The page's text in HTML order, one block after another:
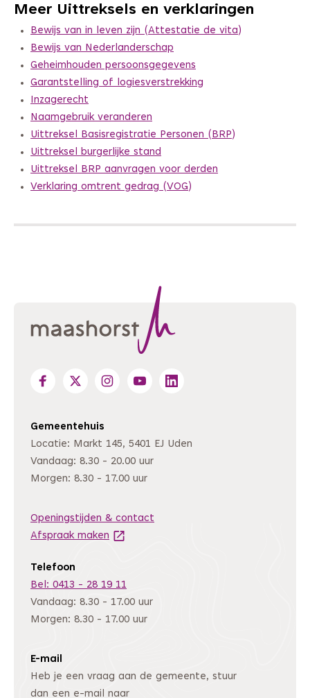
Meer Uittreksels en verklaringen
Bewijs van in leven zijn (Attestatie de vita)
Bewijs van Nederlanderschap
Geheimhouden persoonsgegevens
Garantstelling of logiesverstrekking
Inzagerecht
Naamgebruik veranderen
Uittreksel Basisregistratie Personen (BRP)
Uittreksel burgerlijke stand
Uittreksel BRP aanvragen voor derden
Verklaring omtrent gedrag (VOG)
Gemeentehuis
Locatie: Markt 145, 5401 EJ Uden
Vandaag: 8.30 - 20.00 uur
Morgen: 8.30 - 17.00 uur
Openingstijden & contact
Afspraak maken (Deze link gaat naar een andere
Telefoon
Bel: 0413 - 28 19 11
Vandaag: 8.30 - 17.00 uur
Morgen: 8.30 - 17.00 uur
E-mail
Heb je een vraag aan de gemeente, stuur
dan een e-mail naar